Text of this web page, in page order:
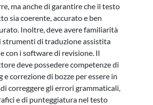
ma anche di garantire che il testo
sia coerente, accurato e ben
Inoltre, deve avere familiarità
strumenti di traduzione assistita
con i software di revisione. Il
deve possedere competenze di
e correzione di bozze per essere in
correggere gli errori grammaticali,
e di punteggiatura nel testo